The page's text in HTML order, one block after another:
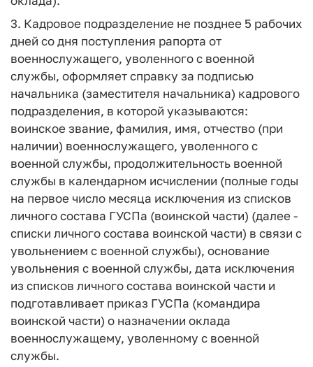
3. Кадровое подразделение не позднее 5 рабочих
дней со дня поступления рапорта от
военнослужащего, уволенного с военной
службы, оформляет справку за подписью
начальника (заместителя начальника) кадрового
подразделения, в которой указываются:
воинское звание, фамилия, имя, отчество (при
наличии) военнослужащего, уволенного с
военной службы, продолжительность военной
службы в календарном исчислении (полные годы
на первое число месяца исключения из списков
личного состава ГУСПа (воинской части) (далее -
списки личного состава воинской части) в связи с
увольнением с военной службы), основание
увольнения с военной службы, дата исключения
из списков личного состава воинской части и
подготавливает приказ ГУСПа (командира
воинской части) о назначении оклада
военнослужащему, уволенному с военной
службы.